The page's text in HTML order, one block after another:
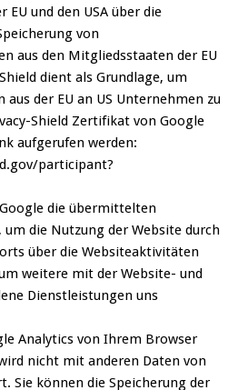
und den USA über die
von
aus den Mitgliedsstaaten der EU
dient als Grundlage, um
der EU an US Unternehmen zu
Shield Zertifikat von Google
aufgerufen werden:
participant?
die übermittelten
die Nutzung der Website durch
über die Websiteaktivitäten
weitere mit der Website- und
Dienstleistungen uns
Analytics von Ihrem Browser
nicht mit anderen Daten von
Sie können die Speicherung der